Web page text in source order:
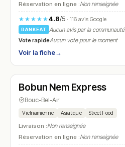
Réservation en ligne :Non renseignée
★★★★★4.8/5· 116 avis Google
RANKEAT
Aucun avis par la communauté
Vote rapideAucun vote pour le moment
Voir la fiche→
N° 13
Bobun Nem Express
Bouc-Bel-Air
Vietnamienne Asiatique Street Food
Livraison :Non renseignée
Réservation en ligne :Non renseignée